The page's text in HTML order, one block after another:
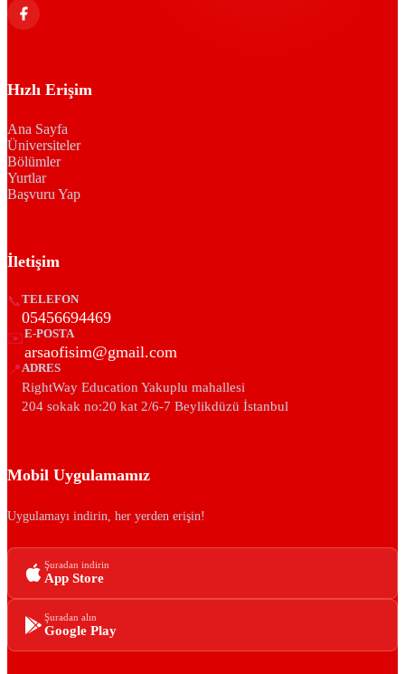
Hızlı Erişim
Ana Sayfa
Üniversiteler
Bölümler
Yurtlar
Başvuru Yap
İletişim
📞TELEFON
05456694469
✉️E-POSTA
arsaofisim@gmail.com
📍ADRES
RightWay Education Yakuplu mahallesi
204 sokak no:20 kat 2/6-7 Beylikdüzü İstanbul
Mobil Uygulamamız
Uygulamayı indirin, her yerden erişin!
Şuradan indirin
App Store
Şuradan alın
Google Play